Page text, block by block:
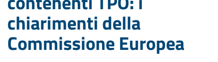
chiarimenti della
Commissione Europea